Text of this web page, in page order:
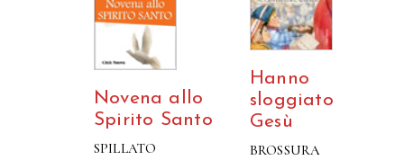
Novena allo
Spirito Santo
SPILLATO
Hanno
sloggiato
Gesù
BROSSURA